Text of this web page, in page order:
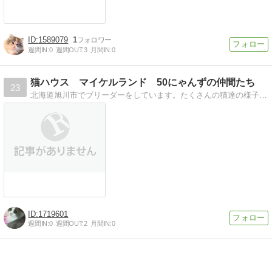
1589079 1
週間IN:0 週間OUT:3 月間IN:0
23
猫ハウス マイケルランド 50にゃんずの仲間たち
1719601
週間IN:0 週間OUT:2 月間IN:0